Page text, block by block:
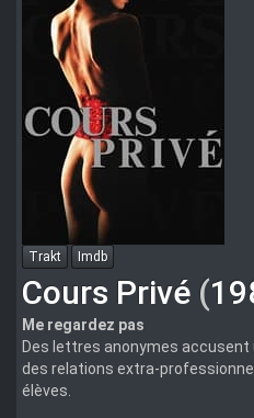
Trakt Imdb
Cours Privé (
Me regardez pas
Des lettres anonymes accusent
des relations extra-
élèves.